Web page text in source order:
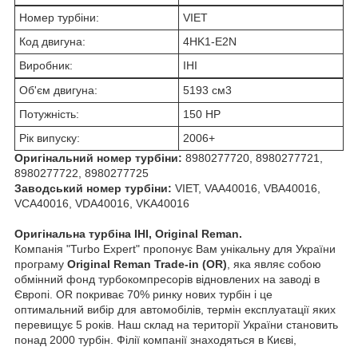
Номер турбіни:
VIET
Код двигуна:
4HK1-E2N
Виробник:
IHI
Об'єм двигуна:
5193 см3
Потужність:
150 HP
Рік випуску:
2006+
Оригінальний номер турбіни: 8980277720, 8980277721,
8980277722, 8980277725
Заводський номер турбіни: VIET, VAA40016, VBA40016,
VCA40016, VDA40016, VKA40016
Оригінальна турбіна IHI, Original Reman.
Компанія "Turbo Expert" пропонує Вам унікальну для України
програму Original Reman Trade-in (OR) , яка являє собою
обмінний фонд турбокомпресорів відновлених на заводі в
Європі. OR покриває 70% ринку нових турбін і це
оптимальний вибір для автомобілів, термін експлуатації яких
перевищує 5 років. Наш склад на території України становить
понад 2000 турбін. Філії компанії знаходяться в Києві,